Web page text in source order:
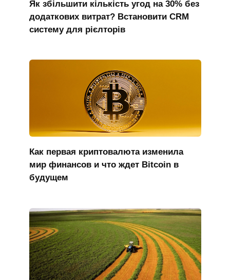
Як збільшити кількість угод на 30% без
додаткових витрат? Встановити CRM
систему для рієлторів
Как первая криптовалюта изменила
мир финансов и что ждет Bitcoin в
будущем